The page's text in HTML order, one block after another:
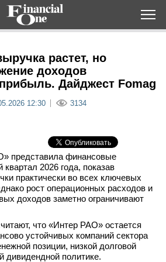
растет, но
доходов
Дайджест Fomag
12:30 3134
представила финансовые
2026 года, показав
практически во всех ключевых
рост операционных расходов и
доходов заметно ограничивают
что «Интер РАО» остается
устойчивых компаний сектора
позиции, низкой долговой
дивидендной политике.